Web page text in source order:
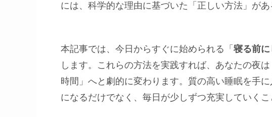
には、科学的な理由に基づいた「正しい方法」があ
本記事では、今日からすぐに始められる「 寝る前に
します。これらの方法を実践すれば、あなたの夜
時間」へと劇的に変わります。質の高い睡眠を手
になるだけでなく、毎日が少しずつ充実していくこ